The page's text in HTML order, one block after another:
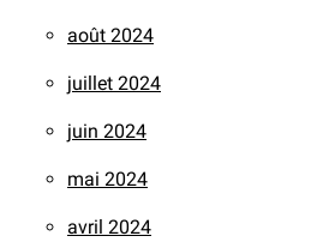
août 2024
juillet 2024
juin 2024
mai 2024
avril 2024